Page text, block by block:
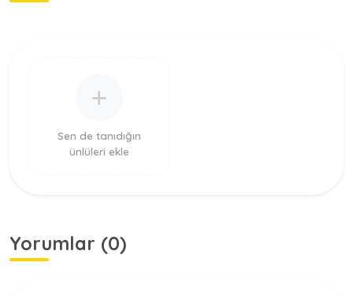
Sen de tanıdığın
ünlüleri ekle
Yorumlar (0)